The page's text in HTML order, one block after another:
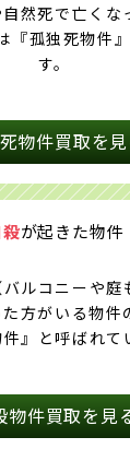
然死で亡くな
『孤独死物件
す。
物件買取を見
が起きた物件
ルコニーや庭
方がいる物件
』と呼ばれて
物件買取を見